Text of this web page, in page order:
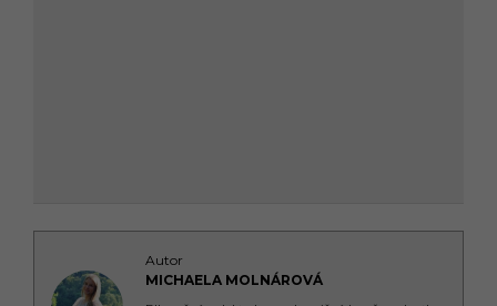
Autor
MICHAELA MOLNÁROVÁ